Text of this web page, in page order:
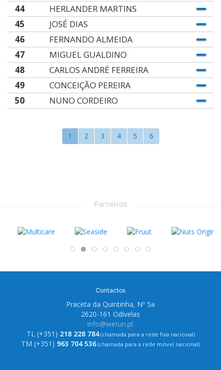
44
HERLANDER MARTINS
45
JOSÉ DIAS
46
FERNANDO ALMEIDA
47
MIGUEL GUALDINO
48
CARLOS ANDRÉ FERREIRA
49
CONCEIÇÃO PEREIRA
50
NUNO CORDEIRO
1 2 3 4 5 6
Parceiros
Contactos
Praceta da Quintinha, Nº 5a
2620-161 Odivelas
info@werun.pt
TL (+351) 218 228 784(chamada para a rede fixa nacional)
TM (+351) 963 704 536 (chamada para a rede móvel nacional)